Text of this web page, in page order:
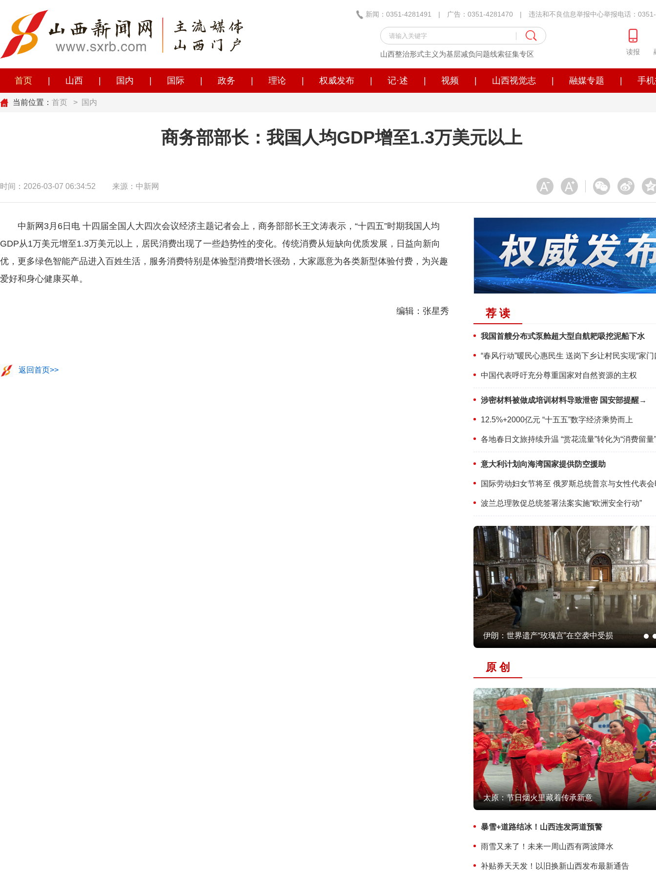
新闻：0351-4281491 | 广告：0351-4281470 | 违法和不良信息举报中心举报电话：
山西整治形式主义为基层减负问题线索征集专区 读报
首页 山西 国内 国际 政务 理论 权威发布 记·述 视频 山西视觉志 融媒专题 手
当前位置： 首页 > 国内
商务部部长：我国人均GDP增至1.3万美元以上
时间：2026-03-07 06:34:52 来源：中新网
中新网3月6日电 十四届全国人大四次会议经济主题记者会上，商务部部长王文涛表示，“十四五”时期我国人均
GDP从1万美元增至1.3万美元以上，居民消费出现了一些趋势性的变化。传统消费从短缺向优质发展，日益向新向
优，更多绿色智能产品进入百姓生活，服务消费特别是体验型消费增长强劲，大家愿意为各类新型体验付费，为兴趣
爱好和身心健康买单。
编辑：张星秀
返回首页>>
荐 读
我国首艘分布式泵舱超大型自航耙吸挖泥船下水
“春风行动”暖民心惠民生 送岗下乡让村民实现“家门
中国代表呼吁充分尊重国家对自然资源的主权
涉密材料被做成培训材料导致泄密 国安部提醒→
12.5%+2000亿元 “十五五”数字经济乘势而上
各地春日文旅持续升温 “赏花流量”转化为“消费留量”
意大利计划向海湾国家提供防空援助
国际劳动妇女节将至 俄罗斯总统普京与女性代表
波兰总理敦促总统签署法案实施“欧洲安全行动”
伊朗：世界遗产“玫瑰宫”在空袭中受损
原 创
太原：节日烟火里藏着传承新意
暴雪+道路结冰！山西连发两道预警
雨雪又来了！未来一周山西有两波降水
补贴券天天发！以旧换新山西发布最新通告